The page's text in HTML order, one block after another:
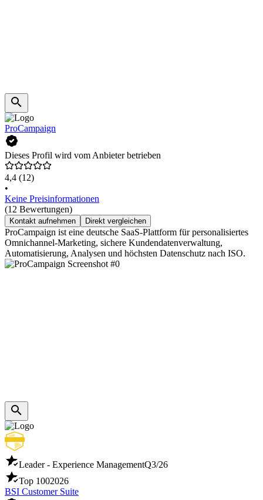
ProCampaign
Dieses Profil wird vom Anbieter betrieben
4,4 (12)
•
Keine Preisinformationen
(12 Bewertungen)
Kontakt aufnehmen Direkt vergleichen
ProCampaign ist eine deutsche SaaS-Plattform für personalisiertes
Omnichannel-Marketing, sichere Kundendatenverwaltung,
Automatisierung, Analysen und höchsten Datenschutz nach ISO.
Leader - Experience ManagementQ3/26
Top 1002026
BSI Customer Suite